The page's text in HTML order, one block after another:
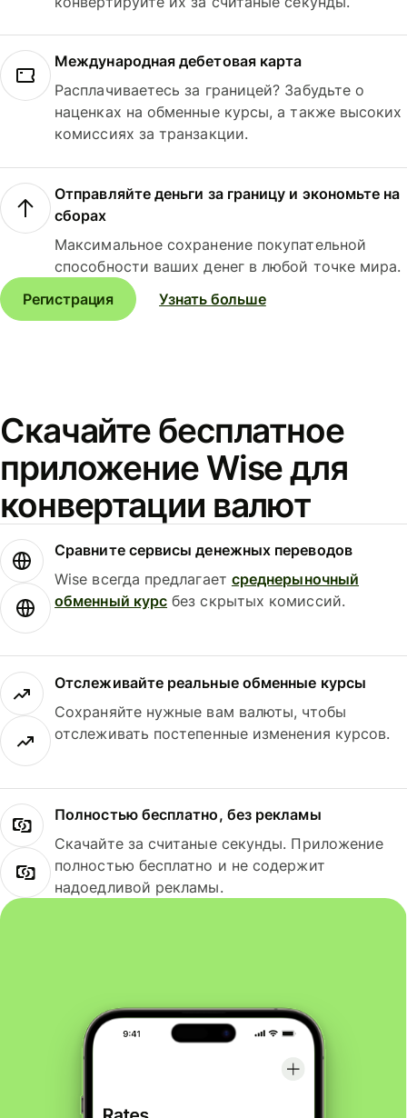
Международная дебетовая карта
Расплачиваетесь за границей? Забудьте о
наценках на обменные курсы, а также высоких
комиссиях за транзакции.
Отправляйте деньги за границу и экономьте на
сборах
Максимальное сохранение покупательной
способности ваших денег в любой точке мира.
Регистрация
Узнать больше
Скачайте бесплатное
приложение Wise для
конвертации валют
Сравните сервисы денежных переводов
Wise всегда предлагает среднерыночный
обменный курс без скрытых комиссий.
Отслеживайте реальные обменные курсы
Сохраняйте нужные вам валюты, чтобы
отслеживать постепенные изменения курсов.
Полностью бесплатно, без рекламы
Скачайте за считаные секунды. Приложение
полностью бесплатно и не содержит
надоедливой рекламы.